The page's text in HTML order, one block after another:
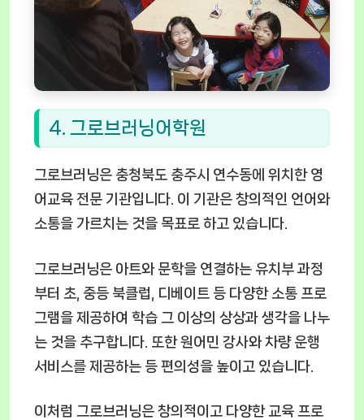
4. 그로브러닝어학원
그로브러닝은 충청북도 충주시 연수동에 위치한 영
어교육 전문 기관입니다. 이 기관은 창의적인 언어와
소통을 가르치는 것을 목표로 하고 있습니다.
그로브러닝은 아트와 문학을 연결하는 유치부 과정
부터 초, 중등 북클럽, 디베이트 등 다양한 소통 프로
그램을 제공하여 학습 그 이상의 상상과 생각을 나누
는 것을 추구합니다. 또한 원어민 강사와 차량 운행
서비스를 제공하는 등 편의성을 높이고 있습니다.
이처럼 그로브러닝은 창의적이고 다양한 교육 프로